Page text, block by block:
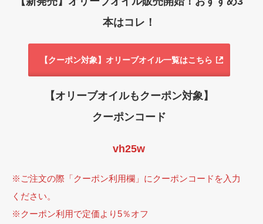
本はコレ！
【クーポン対象】オリーブオイル一覧はこちら
【オリーブオイルもクーポン対象】
クーポンコード
vh25w
※ご注文の際「クーポン利用欄」にクーポンコードを入力
ください。
※クーポン利用で定価より5％オフ